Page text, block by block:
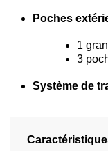
Poches
1
3
Système de